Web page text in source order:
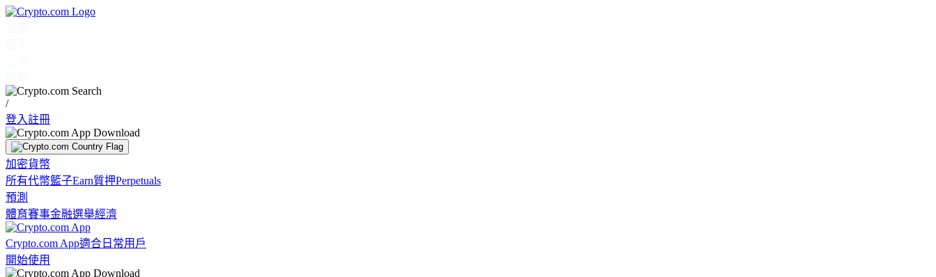
/
登入註冊
加密貨幣
所有代幣籃子Earn質押Perpetuals
預測
體育賽事金融選舉經濟
Crypto.com App適合日常用戶
開始使用